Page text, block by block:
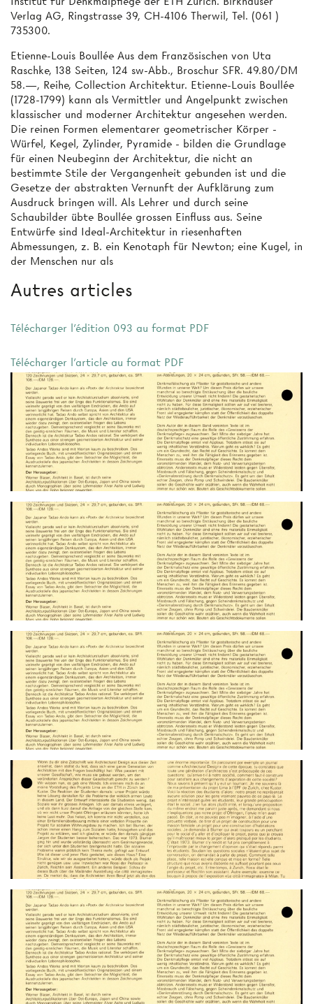
Verlag AG, Ringstrasse 39, CH-4106 Therwil, Tel. (061 )
735300.
Etienne-Louis Boullée Aus dem Französischen von Uta
Raschke, 138 Seiten, 124 sw-Abb., Broschur SFR. 49.80/DM
58.—, Reihe, Collection Architektur. Etienne-Louis Boullée
(1728-1799) kann als Vermittler und Angelpunkt zwischen
klassischer und moderner Architektur angesehen werden.
Die reinen Formen elementarer geometrischer Körper -
Würfel, Kegel, Zylinder, Pyramide - bilden die Grundlage
für einen Neubeginn der Architektur, die nicht an
bestimmte Stile der Vergangenheit gebunden ist und die
Gesetze der abstrakten Vernunft der Aufklärung zum
Ausdruck bringen will. Als Lehrer und durch seine
Schaubilder übte Boullée grossen Einfluss aus. Seine
Entwürfe sind Ideal-Architektur in riesenhaften
Abmessungen, z. B. ein Kenotaph für Newton; eine Kugel, in
der Menschen nur als
Autres articles
Télécharger l'édition 093 au format PDF
Télécharger l'article au format PDF